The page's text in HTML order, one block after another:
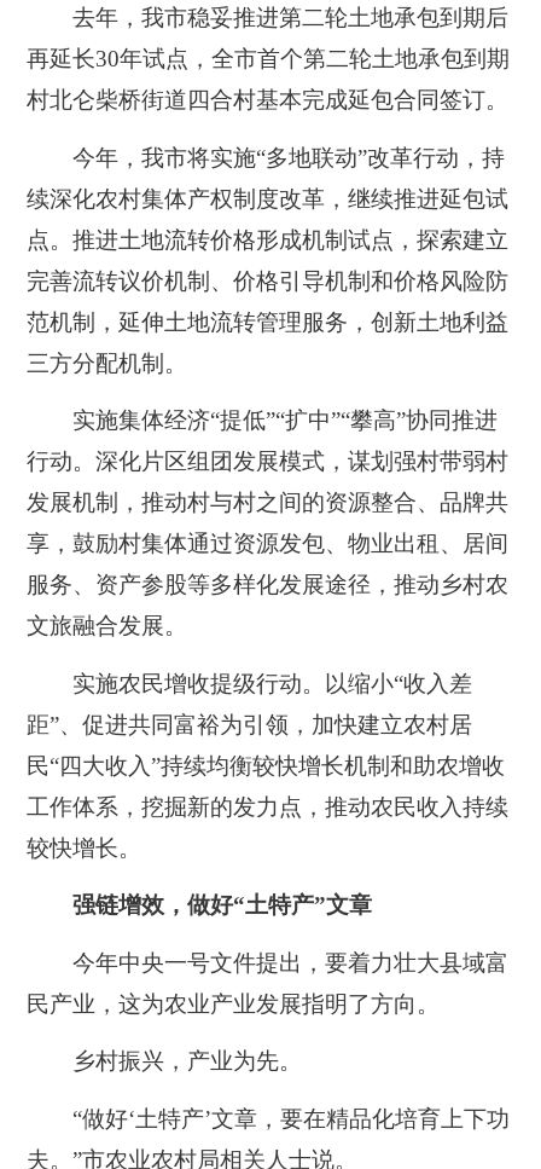
去年，我市稳妥推进第二轮土地承包到期后
再延长30年试点，全市首个第二轮土地承包到期
村北仑柴桥街道四合村基本完成延包合同签订。
今年，我市将实施“多地联动”改革行动，持
续深化农村集体产权制度改革，继续推进延包试
点。推进土地流转价格形成机制试点，探索建立
完善流转议价机制、价格引导机制和价格风险防
范机制，延伸土地流转管理服务，创新土地利益
三方分配机制。
实施集体经济“提低”“扩中”“攀高”协同推进
行动。深化片区组团发展模式，谋划强村带弱村
发展机制，推动村与村之间的资源整合、品牌共
享，鼓励村集体通过资源发包、物业出租、居间
服务、资产参股等多样化发展途径，推动乡村农
文旅融合发展。
实施农民增收提级行动。以缩小“收入差
距”、促进共同富裕为引领，加快建立农村居
民“四大收入”持续均衡较快增长机制和助农增收
工作体系，挖掘新的发力点，推动农民收入持续
较快增长。
强链增效，做好“土特产”文章
今年中央一号文件提出，要着力壮大县域富
民产业，这为农业产业发展指明了方向。
乡村振兴，产业为先。
“做好‘土特产’文章，要在精品化培育上下功
夫。”市农业农村局相关人士说。